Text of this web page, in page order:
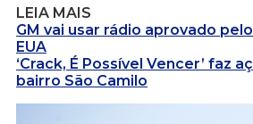
LEIA MAIS
GM vai usar rádio aprovado
EUA
‘Crack, É Possível Vencer’ faz
bairro São Camilo